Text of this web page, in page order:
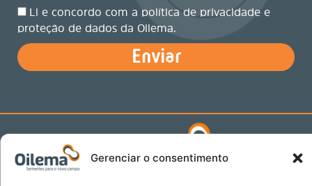
Gerenciar o consentimento
Ao
preencher
formulário
declaro
concordo
a
Li e concordo com a política de privacidade e
proteção de dados da Oilema.
Enviar